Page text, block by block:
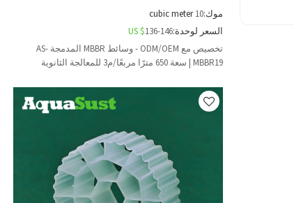
موك:10
cubic meter
السعر لوحدة:
US $136-146
تخصيص مع ODM/OEM - وسائط MBBR المدمجة AS-
MBBR19 | سعة 650 مترًا مربعًا/م3 للمعالجة الثانوية